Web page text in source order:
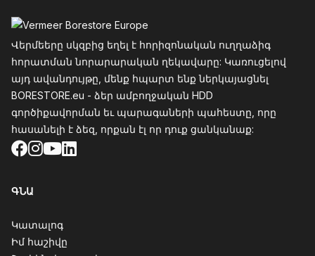
Վերմեերը սկզբից եղել է հորիզոնական ուղղաձիգ
հորատման նորարարական ղեկավարը: Կառուցելով
այդ ավանդույթը, մենք հպարտ ենք ներկայացնել
BORESTORE.eu - ձեր ամբողջական HDD
գործիքավորման եւ պարագաների պահեստը, որը
հասանելի է ձեզ, որքան էլ որ դուք ցանկանաք:
Facebook
Instagram
YouTube
LinkedIn
ԳՆԱ
Կատալոգ
Իմ հաշիվը